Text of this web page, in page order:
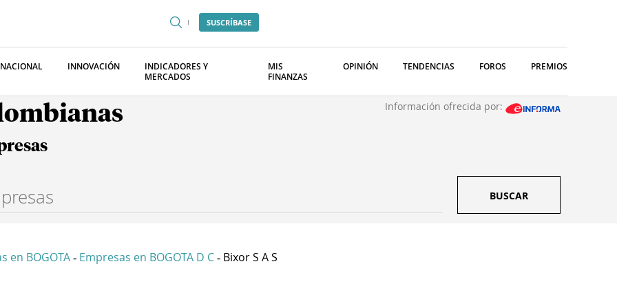
SUSCRÍBASE
INNOVACIÓN
INDICADORES Y
MERCADOS
MIS
FINANZAS
OPINIÓN TENDENCIAS FOROS PREMIOS
Información ofrecida por:
BUSCAR
en BOGOTA - Empresas en BOGOTA D C - Bixor S A S